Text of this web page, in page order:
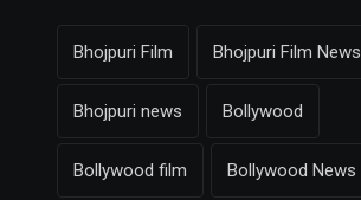
Bhojpuri Film Bhojpuri Film News
Bhojpuri news Bollywood
Bollywood film Bollywood News